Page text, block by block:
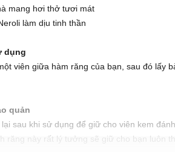
mang hơi thở tươi mát
làm dịu tinh thần
dụng
viên giữa hàm răng của bạn, sau đó lấy
quản
sau khi sử dụng để giữ cho viên kem
răng này rất lý tưởng sẽ giữ cho bạn luôn